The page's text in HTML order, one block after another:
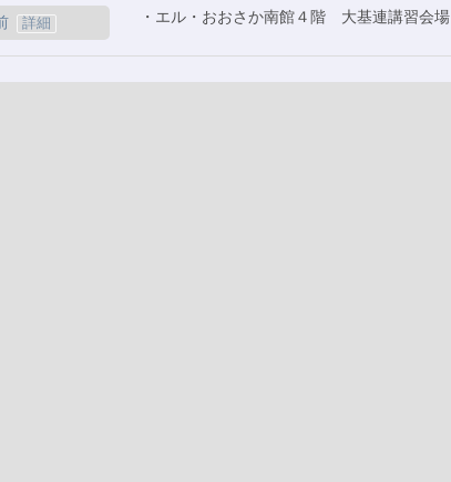
エル・おおさか南館４階 大基連講習会場